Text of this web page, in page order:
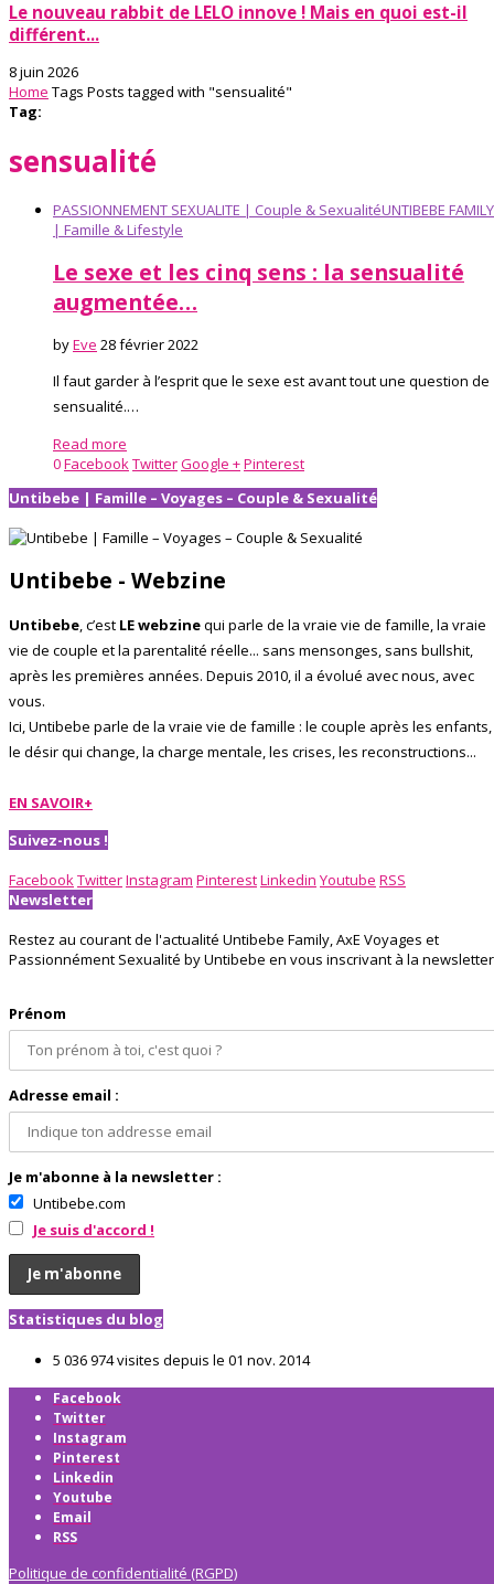
Le nouveau rabbit de LELO innove ! Mais en quoi est-il
différent...
8 juin 2026
Home Tags Posts tagged with "sensualité"
Tag:
sensualité
PASSIONNEMENT SEXUALITE | Couple & SexualitéUNTIBEBE FAMILY
| Famille & Lifestyle
Le sexe et les cinq sens : la sensualité
augmentée…
byEve 28 février 2022
Il faut garder à l’esprit que le sexe est avant tout une question de
sensualité.…
Read more
0FacebookTwitterGoogle +Pinterest
Untibebe | Famille – Voyages – Couple & Sexualité
Untibebe - Webzine
Untibebe, c’est LE webzinequi parle de la vraie vie de famille, la vraie
vie de couple et la parentalité réelle... sans mensonges, sans bullshit,
après les premières années. Depuis 2010, il a évolué avec nous, avec
vous.
Ici, Untibebe parle de la vraie vie de famille : le couple après les enfants,
le désir qui change, la charge mentale, les crises, les reconstructions...
EN SAVOIR+
Suivez-nous !
FacebookTwitterInstagram PinterestLinkedin Youtube RSS
Newsletter
Restez au courant de l'actualité Untibebe Family, AxE Voyages et
Passionnément Sexualité by Untibebe en vous inscrivant à la
Prénom
Adresse email :
Je m'abonne à la newsletter :
Untibebe.com
Je suis d'accord !
Statistiques du blog
5 036 974 visites depuis le 01 nov. 2014
Facebook
Twitter
Instagram
Pinterest
Linkedin
Youtube
Email
RSS
Politique de confidentialité (RGPD)